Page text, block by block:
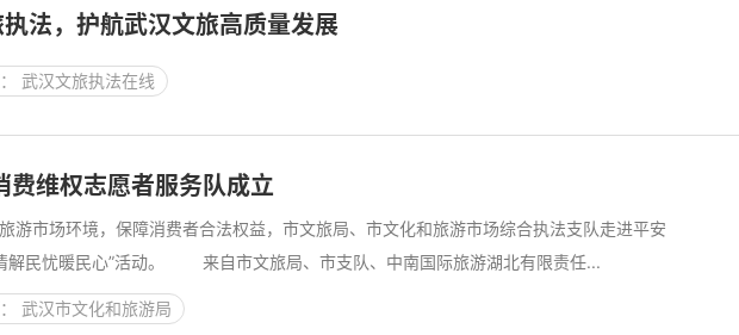
法，护航武汉文旅高质量发展
武汉文旅执法在线
费维权志愿者服务队成立
游市场环境，保障消费者合法权益，市文旅局、市文化和旅游市场综合执法支队走进平安
解民忧暖民心”活动。 来自市文旅局、市支队、中南国际旅游湖北有限责任...
武汉市文化和旅游局